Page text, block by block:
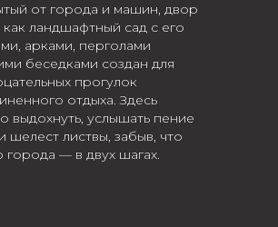
от города и машин, двор
ландшафтный сад с его
арками, перголами
беседками создан для
прогулок
отдыха. Здесь
выдохнуть, услышать пение
шелест листвы, забыв, что
города — в двух шагах.